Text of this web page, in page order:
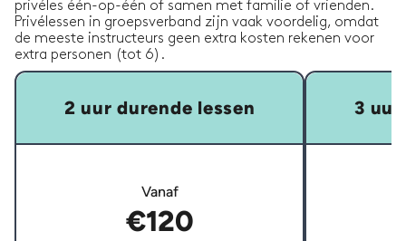
privéles één-op-één of samen met familie of vrienden.
Privélessen in groepsverband zijn vaak voordelig, omdat
de meeste instructeurs geen extra kosten rekenen voor
extra personen (tot 6).
2 uur durende lessen
Vanaf
€120
3 uur